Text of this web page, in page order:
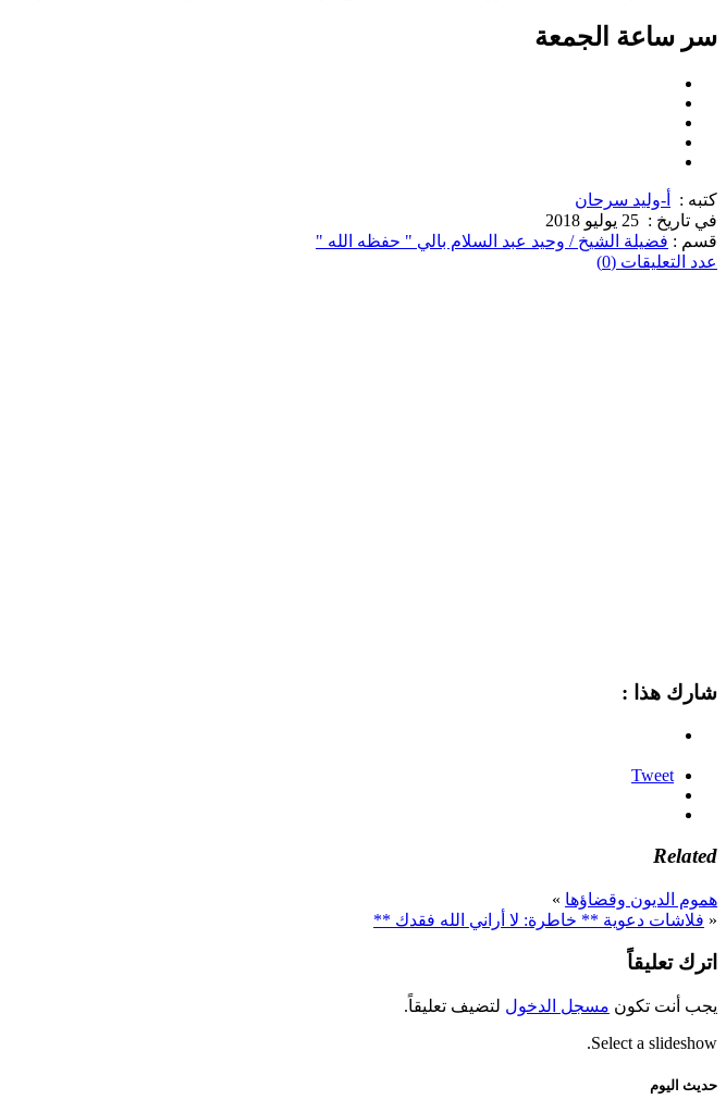
سر ساعة الجمعة
كتبه :
أ-وليد سرحان
في تاريخ : 25 يوليو 2018
قسم : فضيلة الشيخ / وحيد عبد السلام بالي " حفظه الله "
عدد التعليقات (0)
شارك هذا :
Tweet
Related
هموم الديون وقضاؤها »
« فلاشات دعوية ** خاطرة: لا أراني الله فقدك **
اترك تعليقاً
يجب أنت تكون مسجل الدخول لتضيف تعليقاً.
Select a slideshow.
حديث اليوم